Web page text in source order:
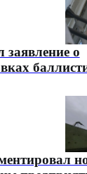
заявление о